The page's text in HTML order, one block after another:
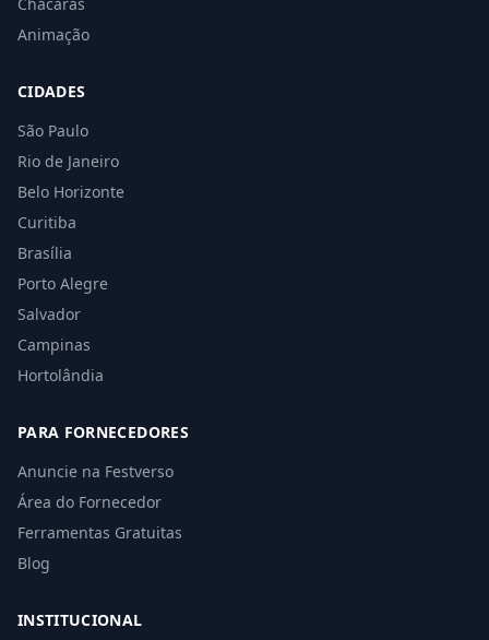
Animação
CIDADES
São Paulo
Rio de Janeiro
Belo Horizonte
Curitiba
Brasília
Porto Alegre
Salvador
Campinas
Hortolândia
PARA FORNECEDORES
Anuncie na Festverso
Área do Fornecedor
Ferramentas Gratuitas
Blog
INSTITUCIONAL